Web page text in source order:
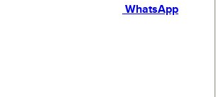
WhatsApp